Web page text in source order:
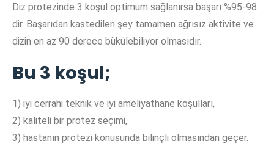
Diz protezinde 3 koşul optimum sağlanırsa başarı %95-98
dir. Başarıdan kastedilen şey tamamen ağrısız aktivite ve
dizin en az 90 derece bükülebiliyor olmasıdır.
Bu 3 koşul;
1) iyi cerrahi teknik ve iyi ameliyathane koşulları,
2) kaliteli bir protez seçimi,
3) hastanın protezi konusunda bilinçli olmasından geçer.